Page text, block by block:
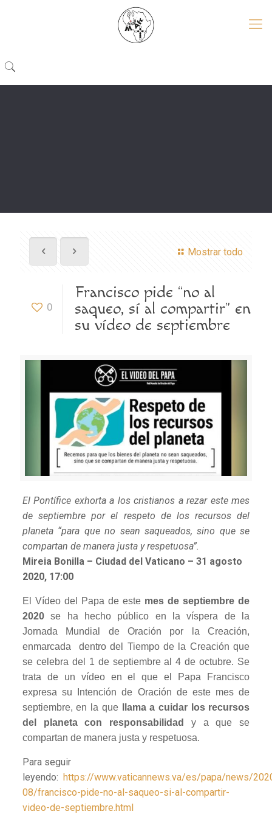
Mostrar todo
0
Francisco pide “no al
saqueo, sí al compartir” en
su vídeo de septiembre
El Pontífice exhorta a los cristianos a rezar este mes
de septiembre por el respeto de los recursos del
planeta “para que no sean saqueados, sino que se
compartan de manera justa y respetuosa”.
Mireia Bonilla – Ciudad del Vaticano – 31 agosto
2020, 17:00
El Vídeo del Papa de este mes de septiembre de
2020se ha hecho público en la víspera de la
Jornada Mundial de Oración por la Creación,
enmarcada dentro del Tiempo de la Creación que
se celebra del 1 de septiembre al 4 de octubre. Se
trata de un vídeo en el que el Papa Francisco
expresa su Intención de Oración de este mes de
septiembre, en la que
llama a cuidar los recursos
del planeta con responsabilidad
y a que se
compartan de manera justa y respetuosa.
Para seguir
leyendo: https://www.vaticannews.va/es/papa/news/
08/francisco-pide-no-al-saqueo-si-al-compartir-
video-de-septiembre.html